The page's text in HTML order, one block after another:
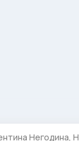
Негодина,